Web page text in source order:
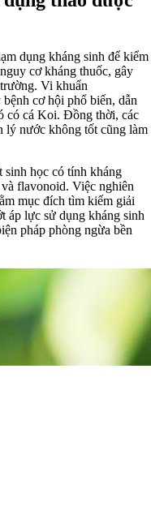
dụng kháng sinh để kiểm
cơ kháng thuốc, gây
Vi khuẩn
cơ hội phổ biến, dẫn
có cá Koi. Đồng thời, các
lý nước không tốt cũng làm
sinh học có tính kháng
flavonoid. Việc nghiên
mục đích tìm kiếm giải
áp lực sử dụng kháng sinh
pháp phòng ngừa bền